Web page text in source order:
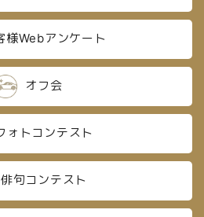
様Webアンケート
オフ会
ォトコンテスト
俳句コンテスト